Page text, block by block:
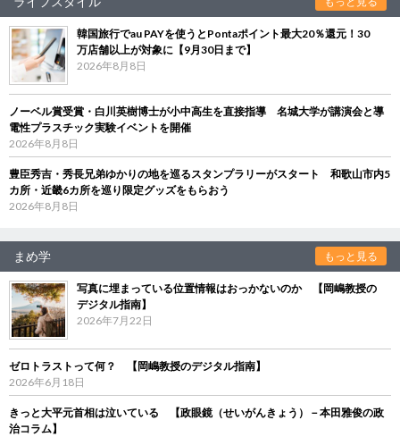
韓国旅行でau PAYを使うとPontaポイント最大20％還元！30
万店舗以上が対象に【9月30日まで】
2026年8月8日
ノーベル賞受賞・白川英樹博士が小中高生を直接指導 名城大学が講演会と導
電性プラスチック実験イベントを開催
2026年8月8日
豊臣秀吉・秀長兄弟ゆかりの地を巡るスタンプラリーがスタート 和歌山市内5
カ所・近畿6カ所を巡り限定グッズをもらおう
2026年8月8日
まめ学 もっと見る
写真に埋まっている位置情報はおっかないのか 【岡嶋教授の
デジタル指南】
2026年7月22日
ゼロトラストって何？ 【岡嶋教授のデジタル指南】
2026年6月18日
きっと大平元首相は泣いている 【政眼鏡（せいがんきょう）－本田雅俊の政
治コラム】